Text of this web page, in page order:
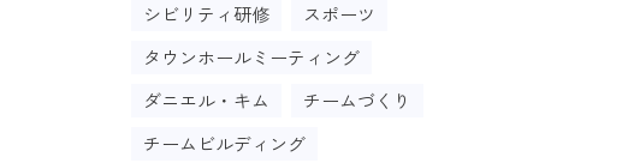
シビリティ研修
スポーツ
タウンホールミーティング
ダニエル・キム
チームづくり
チームビルディング